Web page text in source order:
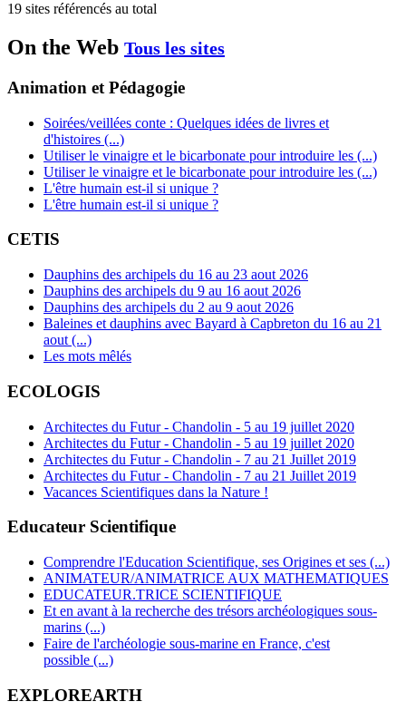
19 sites référencés au total
On the Web Tous les sites
Animation et Pédagogie
Soirées/veillées conte : Quelques idées de livres et
d'histoires (...)
Utiliser le vinaigre et le bicarbonate pour introduire les (...)
Utiliser le vinaigre et le bicarbonate pour introduire les (...)
L'être humain est-il si unique ?
L'être humain est-il si unique ?
CETIS
Dauphins des archipels du 16 au 23 aout 2026
Dauphins des archipels du 9 au 16 aout 2026
Dauphins des archipels du 2 au 9 aout 2026
Baleines et dauphins avec Bayard à Capbreton du 16 au 21
aout (...)
Les mots mêlés
ECOLOGIS
Architectes du Futur - Chandolin - 5 au 19 juillet 2020
Architectes du Futur - Chandolin - 5 au 19 juillet 2020
Architectes du Futur - Chandolin - 7 au 21 Juillet 2019
Architectes du Futur - Chandolin - 7 au 21 Juillet 2019
Vacances Scientifiques dans la Nature !
Educateur Scientifique
Comprendre l'Education Scientifique, ses Origines et ses (...)
ANIMATEUR/ANIMATRICE AUX MATHEMATIQUES
EDUCATEUR.TRICE SCIENTIFIQUE
Et en avant à la recherche des trésors archéologiques sous-
marins (...)
Faire de l'archéologie sous-marine en France, c'est
possible (...)
EXPLOREARTH